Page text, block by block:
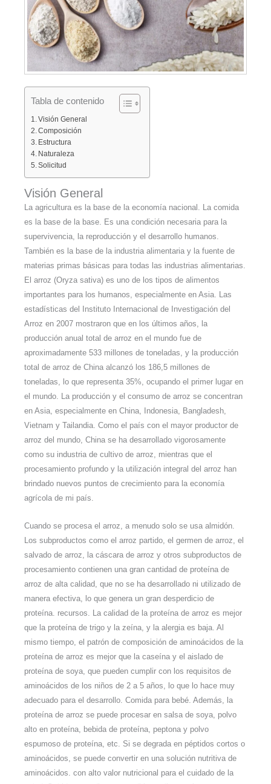
Tabla de contenido
Visión General
Composición
Estructura
Naturaleza
Solicitud
Visión General
La agricultura es la base de la economía nacional. La comida
es la base de la base. Es una condición necesaria para la
supervivencia, la reproducción y el desarrollo humanos.
También es la base de la industria alimentaria y la fuente de
materias primas básicas para todas las industrias alimentarias.
El arroz (Oryza sativa) es uno de los tipos de alimentos
importantes para los humanos, especialmente en Asia. Las
estadísticas del Instituto Internacional de Investigación del
Arroz en 2007 mostraron que en los últimos años, la
producción anual total de arroz en el mundo fue de
aproximadamente 533 millones de toneladas, y la producción
total de arroz de China alcanzó los 186,5 millones de
toneladas, lo que representa 35%, ocupando el primer lugar en
el mundo. La producción y el consumo de arroz se concentran
en Asia, especialmente en China, Indonesia, Bangladesh,
Vietnam y Tailandia. Como el país con el mayor productor de
arroz del mundo, China se ha desarrollado vigorosamente
como su industria de cultivo de arroz, mientras que el
procesamiento profundo y la utilización integral del arroz han
brindado nuevos puntos de crecimiento para la economía
agrícola de mi país.
Cuando se procesa el arroz, a menudo solo se usa almidón.
Los subproductos como el arroz partido, el germen de arroz, el
salvado de arroz, la cáscara de arroz y otros subproductos de
procesamiento contienen una gran cantidad de proteína de
arroz de alta calidad, que no se ha desarrollado ni utilizado de
manera efectiva, lo que genera un gran desperdicio de
proteína. recursos. La calidad de la proteína de arroz es mejor
que la proteína de trigo y la zeína, y la alergia es baja. Al
mismo tiempo, el patrón de composición de aminoácidos de la
proteína de arroz es mejor que la caseína y el aislado de
proteína de soya, que pueden cumplir con los requisitos de
aminoácidos de los niños de 2 a 5 años, lo que lo hace muy
adecuado para el desarrollo. Comida para bebé. Además, la
proteína de arroz se puede procesar en salsa de soya, polvo
alto en proteína, bebida de proteína, peptona y polvo
espumoso de proteína, etc. Si se degrada en péptidos cortos o
aminoácidos, se puede convertir en una solución nutritiva de
aminoácidos. con alto valor nutricional para el cuidado de la